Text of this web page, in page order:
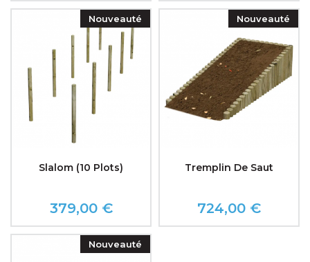
Nouveauté
Slalom (10 Plots)
Prix
379,00 €
Nouveauté
Tremplin De Saut
Prix
724,00 €
Nouveauté